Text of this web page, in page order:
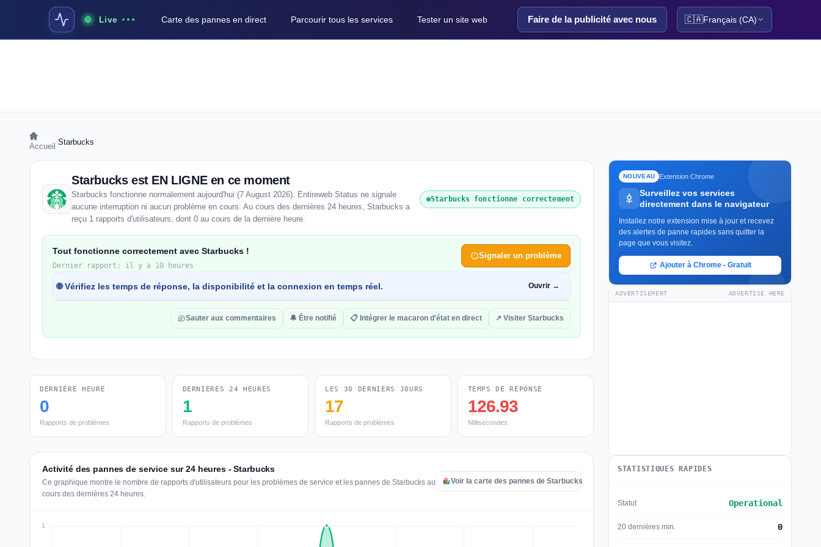
Live Carte des pannes en direct Parcourir tous les services Tester un site web Faire de la publicité avec nous 🇨🇦Français (CA)
Accueil Starbucks
Starbucks est EN LIGNE en ce moment
Starbucks fonctionne normalement aujourd'hui (7 August 2026). Entireweb Status ne signale
aucune interruption ni aucun problème en cours. Au cours des dernières 24 heures, Starbucks a
reçu 1 rapports d'utilisateurs, dont 0 au cours de la dernière heure.
Starbucks fonctionne correctement
Tout fonctionne correctement avec Starbucks !
Dernier rapport: il y a 10 heures
Signaler un problème
🌐 Vérifiez les temps de réponse, la disponibilité et la connexion en temps réel. Ouvrir →
Sauter aux commentaires 🔔 Être notifié 📋 Intégrer le macaron d'état en direct ↗ Visiter Starbucks
DERNIÈRE HEURE
0
Rapports de problèmes
DERNIÈRES 24 HEURES
1
Rapports de problèmes
LES 30 DERNIERS JOURS
17
Rapports de problèmes
TEMPS DE RÉPONSE
126.93
Millisecondes
Activité des pannes de service sur 24 heures - Starbucks
Ce graphique montre le nombre de rapports d'utilisateurs pour les problèmes de service et les pannes de Starbucks au
cours des dernières 24 heures.
Voir la carte des pannes de Starbucks
NOUVEAU Extension Chrome
Surveillez vos services
directement dans le navigateur
Installez notre extension mise à jour et recevez
des alertes de panne rapides sans quitter la
page que vous visitez.
Ajouter à Chrome - Gratuit
ADVERTISEMENT ADVERTISE HERE
STATISTIQUES RAPIDES
Statut Operational
20 dernières min. 0